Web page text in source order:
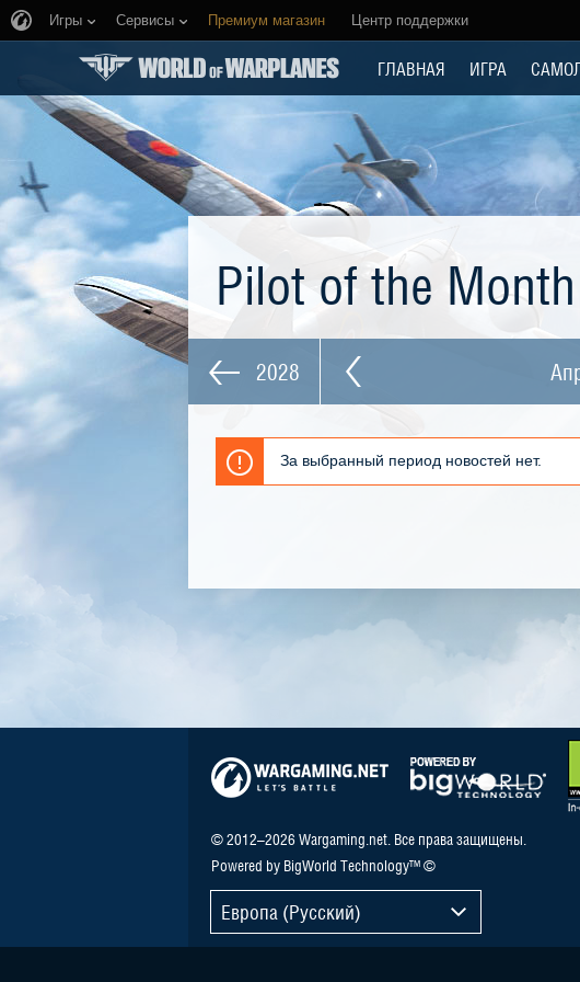
Игры Сервисы Премиум магазин Центр поддержки
ГЛАВНАЯ ИГРА
Pilot of the Month
2028
За выбранный период новостей нет.
© 2012–2026 Wargaming.net. Все права защищены.
Powered by BigWorld Technology™ ©
Европа (Русский)